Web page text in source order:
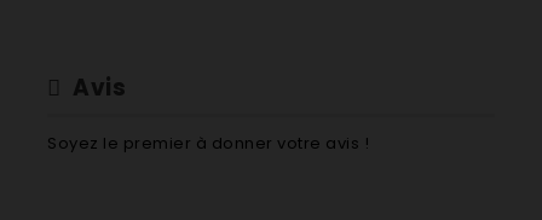
Avis
Soyez le premier à donner votre avis !